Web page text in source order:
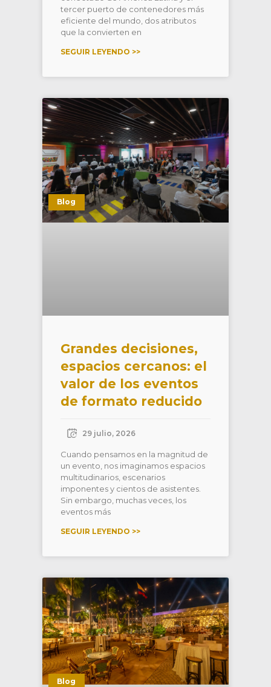
tercer puerto de contenedores más
eficiente del mundo, dos atributos
que la convierten en
SEGUIR LEYENDO >>
Blog
Grandes decisiones,
espacios cercanos: el
valor de los eventos
de formato reducido
29 julio, 2026
Cuando pensamos en la magnitud de
un evento, nos imaginamos espacios
multitudinarios, escenarios
imponentes y cientos de asistentes.
Sin embargo, muchas veces, los
eventos más
SEGUIR LEYENDO >>
Blog